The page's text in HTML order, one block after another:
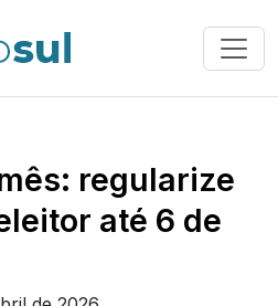
regularize
até 6 de